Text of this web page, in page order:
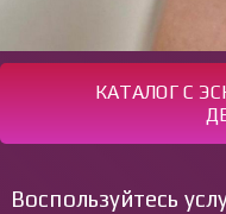
КАТАЛОГ С
Воспользуйтесь